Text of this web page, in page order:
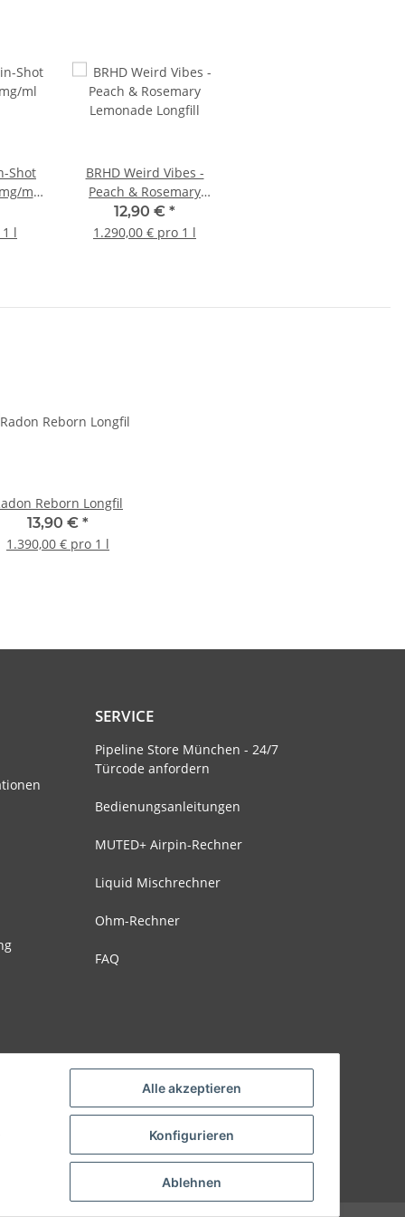
Alle akzeptieren
Konfigurieren
Ablehnen
Shot
ml
l
BRHD Weird Vibes -
Peach & Rosemary
Lemonade Longfill
12,90 € *
1.290,00 € pro 1 l
Reborn Longfil
13,90 € *
1.390,00 € pro 1 l
SERVICE
Pipeline Store München - 24/7
Türcode anfordern
Bedienungsanleitungen
MUTED+ Airpin-Rechner
Liquid Mischrechner
Ohm-Rechner
FAQ